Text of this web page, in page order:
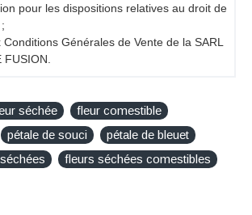
pour les dispositions relatives au droit de
Générales de Vente de la SARL
séchée
fleur comestible
pétale de souci
pétale de bleuet
fleurs séchées comestibles